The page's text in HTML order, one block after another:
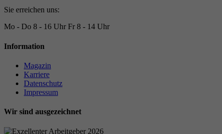
Sie erreichen uns:
Mo - Do 8 - 16 Uhr Fr 8 - 14 Uhr
Information
Magazin
Karriere
Datenschutz
Impressum
Wir sind ausgezeichnet